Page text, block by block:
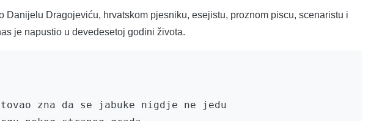
Danijelu Dragojeviću, hrvatskom pjesniku, esejistu, proznom piscu, scenaristu i
je napustio u devedesetoj godini života.
zna da se jabuke nigdje ne jedu